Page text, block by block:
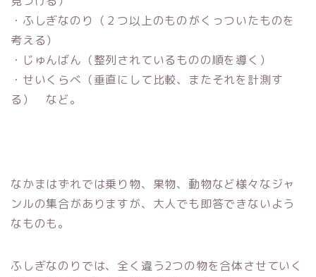
・ふしぎなのり（２つ以上のものがくっついたものを
考える）
・じゅんばん（整列されているものの順を導く）
・せいくらべ（垂直にして比較、またそれを計測す
る） など。
なかまはずれでは乗り物、果物、動物など様々なジャ
ンルの集合がありますが、大人でも即答できないよう
なものも。
ふしぎなのりでは、全く違う2つの物を合体させていく